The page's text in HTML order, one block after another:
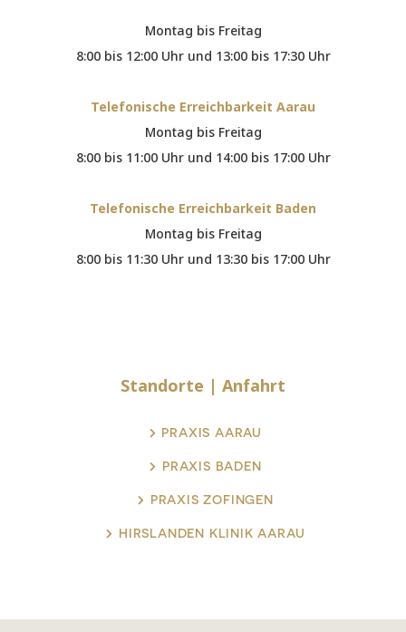
Montag bis Freitag
8:00 bis 12:00 Uhr und 13:00 bis 17:30 Uhr
Telefonische Erreichbarkeit Aarau
Montag bis Freitag
8:00 bis 11:00 Uhr und 14:00 bis 17:00 Uhr
Telefonische Erreichbarkeit Baden
Montag bis Freitag
8:00 bis 11:30 Uhr und 13:30 bis 17:00 Uhr
Standorte | Anfahrt
PRAXIS AARAU
PRAXIS BADEN
PRAXIS ZOFINGEN
HIRSLANDEN KLINIK AARAU